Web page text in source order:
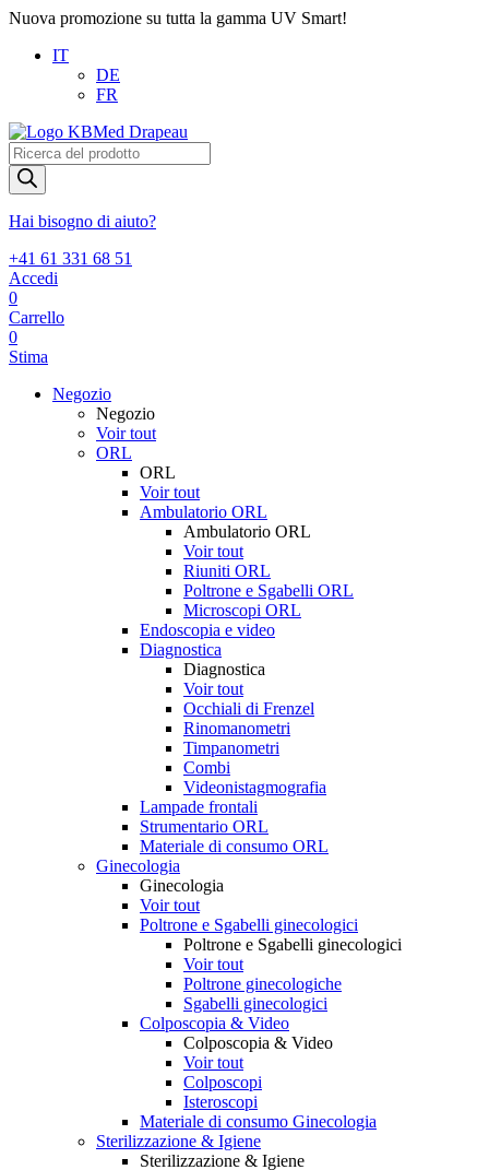
Nuova promozione su tutta la gamma UV Smart!
IT
DE
FR
Products
search
Hai bisogno di aiuto?
+41 61 331 68 51
Accedi
0
Carrello
0
Stima
Negozio
Negozio
Voir tout
ORL
ORL
Voir tout
Ambulatorio ORL
Ambulatorio ORL
Voir tout
Riuniti ORL
Poltrone e Sgabelli ORL
Microscopi ORL
Endoscopia e video
Diagnostica
Diagnostica
Voir tout
Occhiali di Frenzel
Rinomanometri
Timpanometri
Combi
Videonistagmografia
Lampade frontali
Strumentario ORL
Materiale di consumo ORL
Ginecologia
Ginecologia
Voir tout
Poltrone e Sgabelli ginecologici
Poltrone e Sgabelli ginecologici
Voir tout
Poltrone ginecologiche
Sgabelli ginecologici
Colposcopia & Video
Colposcopia & Video
Voir tout
Colposcopi
Isteroscopi
Materiale di consumo Ginecologia
Sterilizzazione & Igiene
Sterilizzazione & Igiene